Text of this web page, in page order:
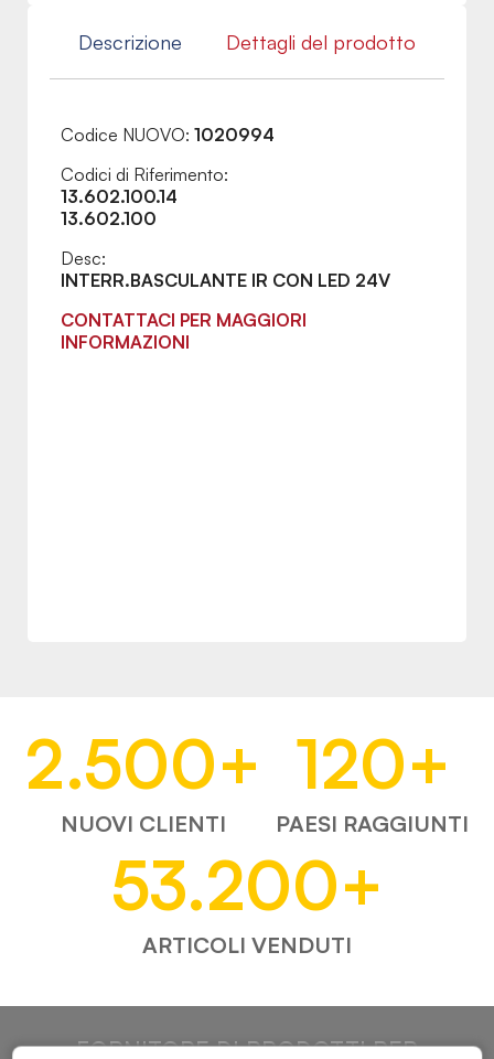
Descrizione Dettagli del prodotto
Codice NUOVO: 1020994
Codici di Riferimento:
13.602.100.14
13.602.100
Desc:
INTERR.BASCULANTE IR CON LED 24V
CONTATTACI PER MAGGIORI
INFORMAZIONI
2.500+
NUOVI CLIENTI
120+
PAESI RAGGIUNTI
53.200+
ARTICOLI VENDUTI
FORNITORE DI PRODOTTI PER